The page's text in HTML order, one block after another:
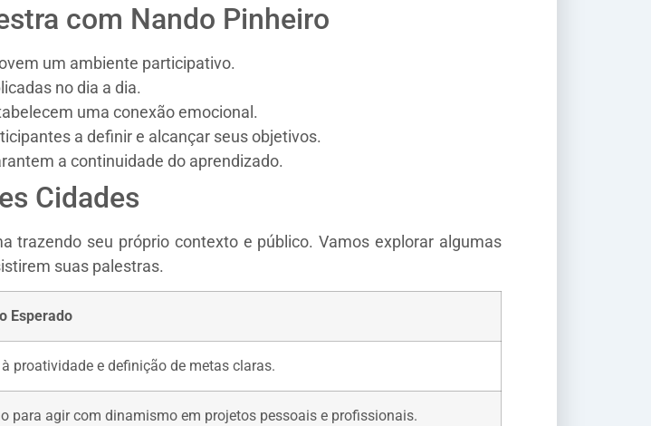
com Nando Pinheiro
um ambiente participativo.
no dia a dia.
uma conexão emocional.
a definir e alcançar seus objetivos.
a continuidade do aprendizado.
Cidades
trazendo seu próprio contexto e público. Vamos explorar algumas
suas palestras.
Esperado
proatividade e definição de metas claras.
para agir com dinamismo em projetos pessoais e profissionais.